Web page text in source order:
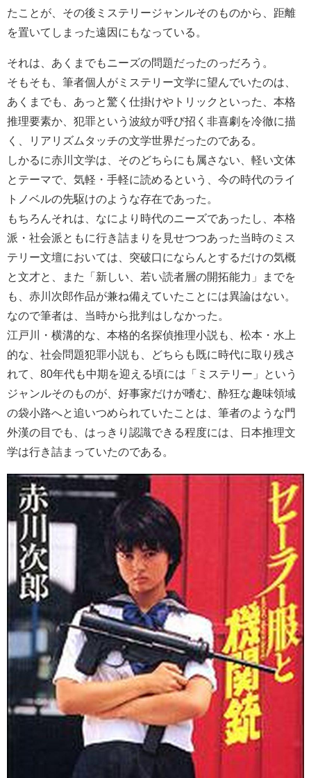
たことが、その後ミステリージャンルそのものから、距離
を置いてしまった遠因にもなっている。
それは、あくまでもニーズの問題だったのっだろう。
そもそも、筆者個人がミステリー文学に望んでいたのは、
あくまでも、あっと驚く仕掛けやトリックといった、本格
推理要素か、犯罪という波紋が呼び招く非喜劇を冷徹に描
く、リアリズムタッチの文学世界だったのである。
しかるに赤川文学は、そのどちらにも属さない、軽い文体
とテーマで、気軽・手軽に読めるという、今の時代のライ
トノベルの先駆けのような存在であった。
もちろんそれは、なにより時代のニーズであったし、本格
派・社会派ともに行き詰まりを見せつつあった当時のミス
テリー文壇においては、突破口にならんとするだけの気概
と文才と、また「新しい、若い読者層の開拓能力」までを
も、赤川次郎作品が兼ね備えていたことには異論はない。
なので筆者は、当時から批判はしなかった。
江戸川・横溝的な、本格的名探偵推理小説も、松本・水上
的な、社会問題犯罪小説も、どちらも既に時代に取り残さ
れて、80年代も中期を迎える頃には「ミステリー」という
ジャンルそのものが、好事家だけが嗜む、酔狂な趣味領域
の袋小路へと追いつめられていたことは、筆者のような門
外漢の目でも、はっきり認識できる程度には、日本推理文
学は行き詰まっていたのである。